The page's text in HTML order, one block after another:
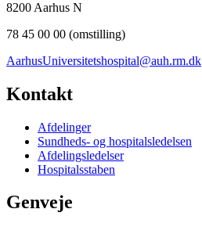
8200 Aarhus N
78 45 00 00 (omstilling)
AarhusUniversitetshospital@auh.rm.dk
Kontakt
Afdelinger
Sundheds- og hospitalsledelsen
Afdelingsledelser
Hospitalsstaben
Genveje